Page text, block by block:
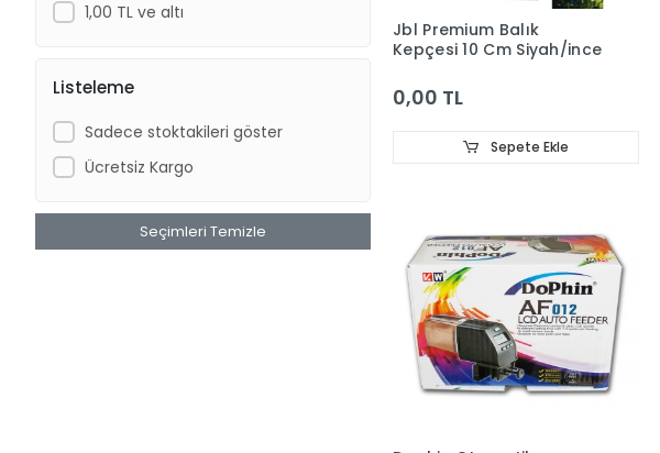
1,00 TL ve altı
Listeleme
Sadece stoktakileri göster
Ücretsiz Kargo
Seçimleri Temizle
Jbl Premium Balık
Kepçesi 10 Cm Siyah/ince
0,00 TL
Sepete Ekle